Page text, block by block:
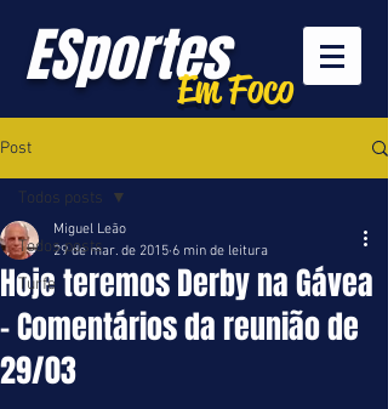
ESportesEm Foco
Post
Todos posts
Turfe
Todos posts
Hoje teremos Derby na Gávea
- Comentários da reunião de
29/03
Miguel Leão
29 de mar. de 2015 6 min de leitura